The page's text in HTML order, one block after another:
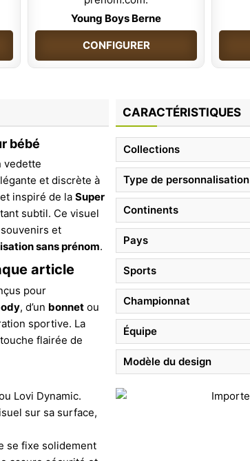
Young Boys Berne
CONFIGURER
bébé
vedette
et discrète à
inspiré de la Super
subtil. Ce visuel
et
sans prénom.
article
pour
, d’un bonnet ou
sportive. La
flairée de
Lovi Dynamic.
sur sa surface,
se fixe solidement
CARACTÉRISTIQUES
Collections
Type de personnalisation
Continents
Pays
Sports
Championnat
Équipe
Modèle du design